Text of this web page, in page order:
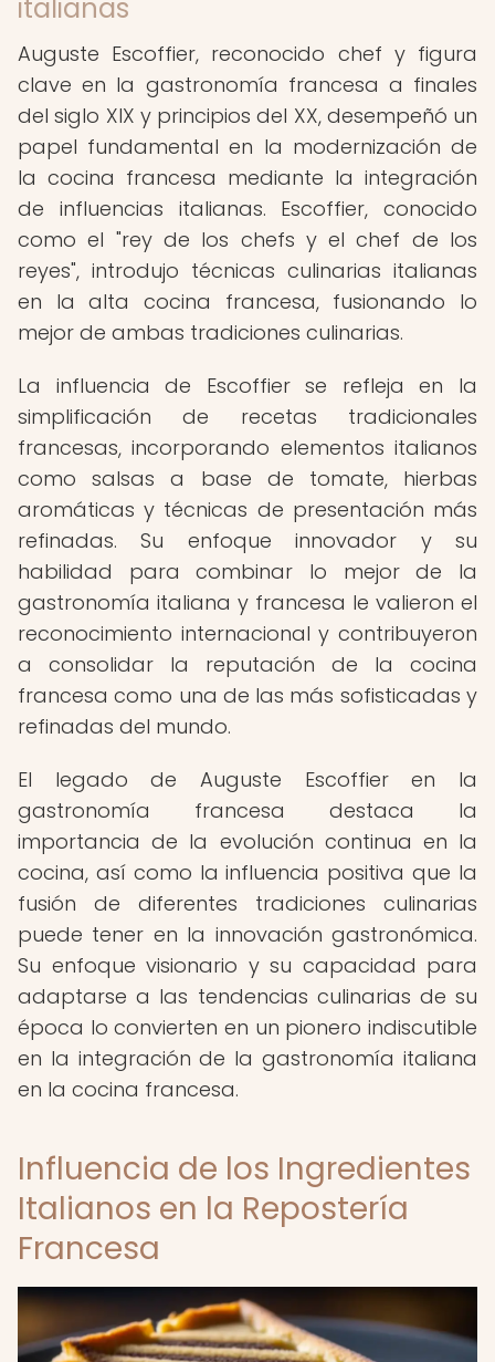
italianas
Auguste Escoffier, reconocido chef y figura
clave en la gastronomía francesa a finales
del siglo XIX y principios del XX, desempeñó un
papel fundamental en la modernización de
la cocina francesa mediante la integración
de influencias italianas. Escoffier, conocido
como el "rey de los chefs y el chef de los
reyes", introdujo técnicas culinarias italianas
en la alta cocina francesa, fusionando lo
mejor de ambas tradiciones culinarias.
La influencia de Escoffier se refleja en la
simplificación de recetas tradicionales
francesas, incorporando elementos italianos
como salsas a base de tomate, hierbas
aromáticas y técnicas de presentación más
refinadas. Su enfoque innovador y su
habilidad para combinar lo mejor de la
gastronomía italiana y francesa le valieron el
reconocimiento internacional y contribuyeron
a consolidar la reputación de la cocina
francesa como una de las más sofisticadas y
refinadas del mundo.
El legado de Auguste Escoffier en la
gastronomía francesa destaca la
importancia de la evolución continua en la
cocina, así como la influencia positiva que la
fusión de diferentes tradiciones culinarias
puede tener en la innovación gastronómica.
Su enfoque visionario y su capacidad para
adaptarse a las tendencias culinarias de su
época lo convierten en un pionero indiscutible
en la integración de la gastronomía italiana
en la cocina francesa.
Influencia de los Ingredientes
Italianos en la Repostería
Francesa